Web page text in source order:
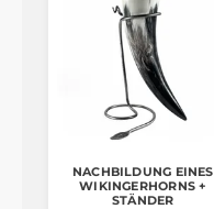
NACHBILDUNG EINES
WIKINGERHORNS +
STÄNDER